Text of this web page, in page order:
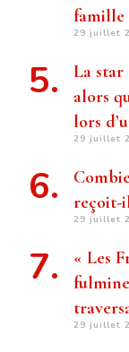
famille
29 juillet
La star
alors
lors
29 juillet
reçoit-
29 juillet
« Les
29 juillet